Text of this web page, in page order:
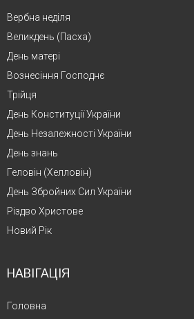
Вербна неділя
Великдень (Пасха)
День матері
Вознесіння Господнє
Трійця
День Конституції України
День Незалежності України
День знань
Геловін (Хелловін)
День Збройних Сил України
Різдво Христове
Новий Рік
НАВІГАЦІЯ
Головна